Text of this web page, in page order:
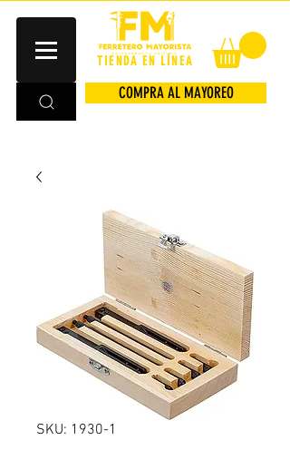
TIENDA EN LÍNEA
COMPRA AL MAYOREO
SKU: 1930-1